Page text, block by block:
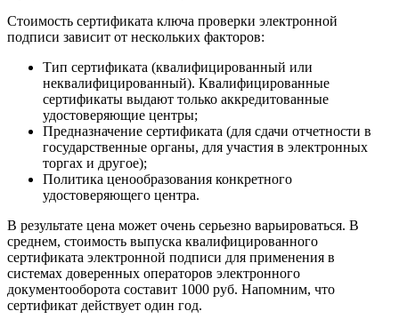
Стоимость сертификата ключа проверки электронной
подписи зависит от нескольких факторов:
Тип сертификата (квалифицированный или
неквалифицированный). Квалифицированные
сертификаты выдают только аккредитованные
удостоверяющие центры;
Предназначение сертификата (для сдачи отчетности в
государственные органы, для участия в электронных
торгах и другое);
Политика ценообразования конкретного
удостоверяющего центра.
В результате цена может очень серьезно варьироваться. В
среднем, стоимость выпуска квалифицированного
сертификата электронной подписи для применения в
системах доверенных операторов электронного
документооборота составит 1000 руб. Напомним, что
сертификат действует один год.